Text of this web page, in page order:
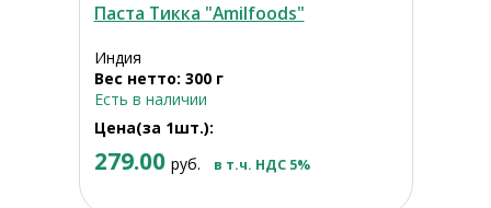
Паста Тикка "Amilfoods"
Индия
Вес нетто: 300 г
Есть в наличии
Цена(за 1шт.):
279.00 руб. в т.ч. НДС 5%